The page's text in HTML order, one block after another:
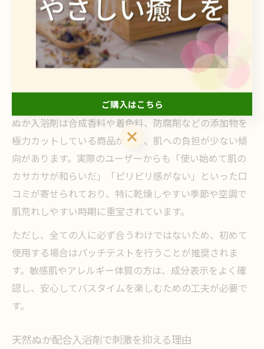
成分に注目することが大切です。ぬか配合入浴剤は、天
然由来の保湿成分が豊富に含まれており、肌への刺激が
抑えられている点が大きな特徴です。特に米ぬか由来の
成分は古くから日本人の肌ケアに用いられてきた実績が
ぬか入浴剤は合成香料や着色料、防腐剤などの添加物を
極力カットしている商品が多く、肌への負担が少ない傾
向があります。実際のユーザーからも「使い始めて肌の
カサカサが和らいだ」「ピリピリ感がない」といった口
コミが寄せられており、特に乾燥しやすい季節や空調で
肌荒れしやすい時期に重宝されています。
ただし、全ての人に必ず合うわけではないため、初めて
使用する場合はパッチテストを行うことが推奨されま
す。敏感肌やアレルギー体質の方は、成分表示をよく確
認し、安心してバスタイムを楽しむための工夫が必要で
す。
天然ぬか配合入浴剤で刺激を抑える理由
ご購入はこちら
ご購入はこちら